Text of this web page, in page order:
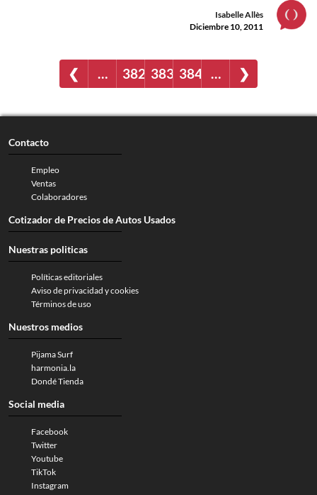
Isabelle Allès
Diciembre 10, 2011
❮ … 382 383 384 … ❯
Contacto
Empleo
Ventas
Colaboradores
Cotizador de Precios de Autos Usados
Nuestras politicas
Políticas editoriales
Aviso de privacidad y cookies
Términos de uso
Nuestros medios
Pijama Surf
harmonia.la
Dondé Tienda
Social media
Facebook
Twitter
Youtube
TikTok
Instagram